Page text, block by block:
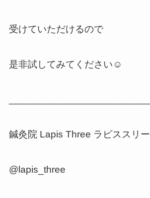
受けていただけるので
是非試してみてください☺️
鍼灸院 Lapis Three ラピススリー
@lapis_three